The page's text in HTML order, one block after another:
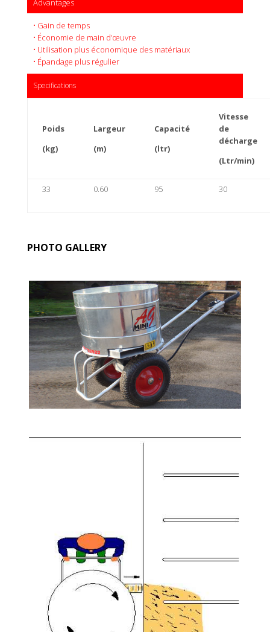
Advantages
• Gain de temps
• Économie de main d’œuvre
• Utilisation plus économique des matériaux
• Épandage plus régulier
Specifications
Poids
(kg)
Largeur
(m)
Capacité
(ltr)
Vitesse
de
décharge
(Ltr/min)
33 0.60 95 30
PHOTO GALLERY